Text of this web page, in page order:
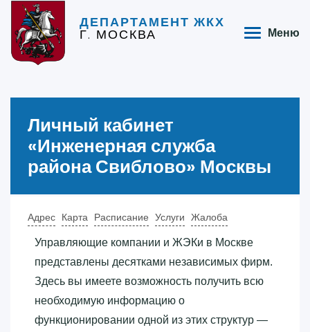
ДЕПАРТАМЕНТ ЖКХ
Г. МОСКВА Меню
Личный кабинет
«‎Инженерная служба
района Свиблово»‎ Москвы
Адрес Карта Расписание Услуги Жалоба
Управляющие компании и ЖЭКи в Москве
представлены десятками независимых фирм.
Здесь вы имеете возможность получить всю
необходимую информацию о
функционировании одной из этих структур —